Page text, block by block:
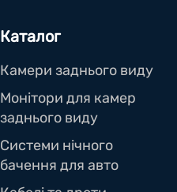
Каталог
Камери заднього виду
Монітори для камер
заднього виду
Системи нічного
бачення для авто